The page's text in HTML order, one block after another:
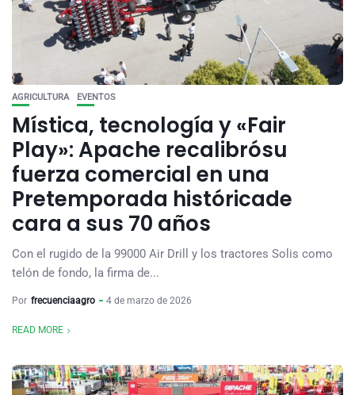
AGRICULTURA EVENTOS
Mística, tecnología y «Fair
Play»: Apache recalibrósu
fuerza comercial en una
Pretemporada históricade
cara a sus 70 años
Con el rugido de la 99000 Air Drill y los tractores Solis como
telón de fondo, la firma de...
Por frecuenciaagro 4 de marzo de 2026
READ MORE